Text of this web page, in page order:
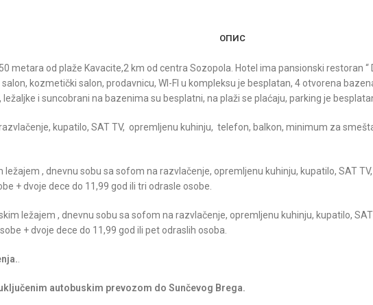
ОПИС
metara od plaže Kavacite,2 km od centra Sozopola. Hotel ima pansionski restoran “
kozmetički salon, prodavnicu, WI-FI u kompleksu je besplatan, 4 otvorena
i suncobrani na bazenima su besplatni, na plaži se plaćaju, parking je
kupatilo, SAT TV, opremljenu kuhinju, telefon, balkon, minimum za
, dnevnu sobu sa sofom na razvlačenje, opremljenu kuhinju, kupatilo, SAT
+ dvoje dece do 11,99 god ili tri odrasle osobe.
ležajem , dnevnu sobu sa sofom na razvlačenje, opremljenu kuhinju, kupatilo,
+ dvoje dece do 11,99 god ili pet odraslih osoba.
.
autobuskim prevozom do Sunčevog Brega.